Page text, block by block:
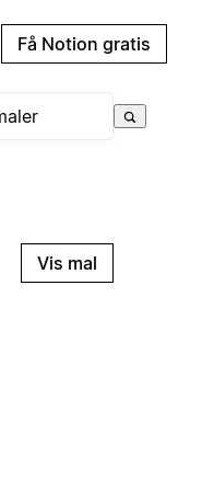
Få Notion gratis
Vis mal